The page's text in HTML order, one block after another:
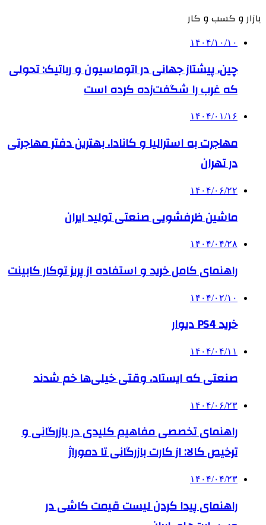
بازار و کسب و کار
۱۴۰۴/۱۰/۱۰
چین، پیشتاز جهانی در اتوماسیون و رباتیک: تحولی
که غرب را شگفت‌زده کرده است
۱۴۰۴/۰۱/۱۶
مهاجرت به استرالیا و کانادا، بهترین دفتر مهاجرتی
در تهران
۱۴۰۴/۰۶/۲۲
ماشین ظرفشویی صنعتی تولید ایران
۱۴۰۴/۰۴/۲۸
راهنمای کامل خرید و استفاده از پریز توکار کابینت
۱۴۰۴/۰۲/۱۰
خرید PS4 دیوار
۱۴۰۴/۰۴/۱۱
صنعتی که ایستاد، وقتی خیلی‌ها خم شدند
۱۴۰۴/۰۶/۲۳
راهنمای تخصصی مفاهیم کلیدی در بازرگانی و
ترخیص کالا: از کارت بازرگانی تا دموراژ
۱۴۰۴/۰۴/۲۳
راهنمای پیدا کردن لیست قیمت کاشی در